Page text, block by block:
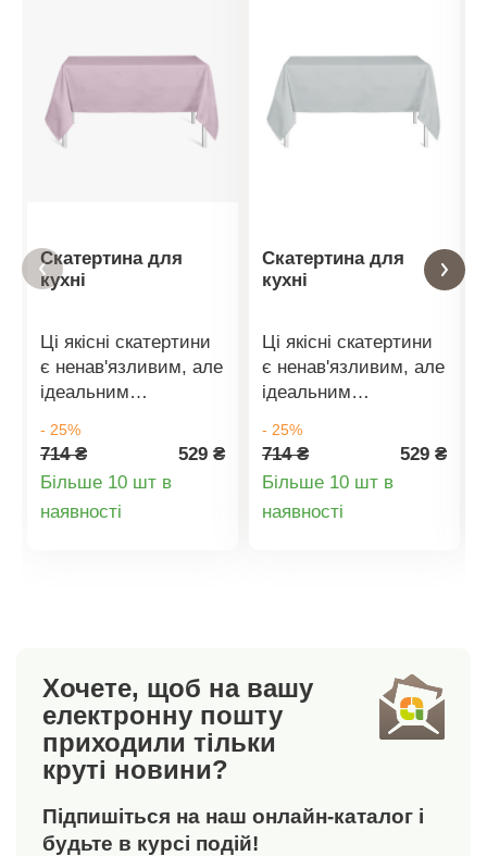
Скатертина для
кухні
Ці якісні скатертини
є ненав'язливим, але
ідеальним
обідніх столів.
Скатертина здатна
створити чарівну
атмосферу в кімнаті і
- 25%
714 ₴
529 ₴
Більше 10 шт в
наявності
Скатертина для
кухні
Ці якісні скатертини
є ненав'язливим, але
ідеальним
обідніх столів.
Скатертина здатна
створити чарівну
атмосферу в кімнаті і
- 25%
714 ₴
529 ₴
Більше 10 шт в
наявності
Хочете, щоб на вашу
електронну пошту
приходили тільки
круті новини?
Підпишіться на наш онлайн-каталог і
будьте в курсі подій!